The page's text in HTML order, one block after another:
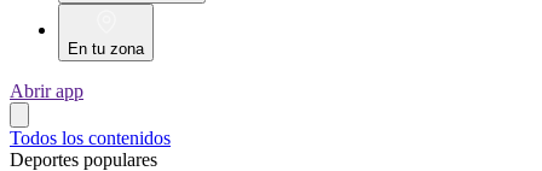
En tu zona
Abrir app
Todos los contenidos
Deportes populares